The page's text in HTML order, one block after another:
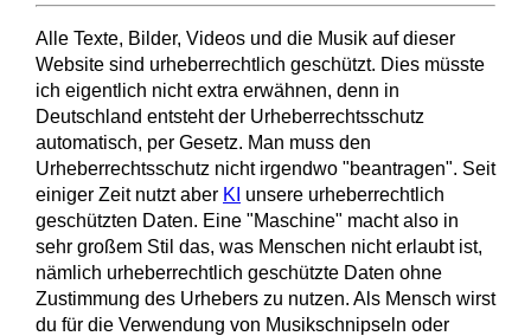
Alle Texte, Bilder, Videos und die Musik auf dieser
Website sind urheberrechtlich geschützt. Dies müsste
ich eigentlich nicht extra erwähnen, denn in
Deutschland entsteht der Urheberrechtsschutz
automatisch, per Gesetz. Man muss den
Urheberrechtsschutz nicht irgendwo "beantragen". Seit
einiger Zeit nutzt aber KI unsere urheberrechtlich
geschützten Daten. Eine "Maschine" macht also in
sehr großem Stil das, was Menschen nicht erlaubt ist,
nämlich urheberrechtlich geschützte Daten ohne
Zustimmung des Urhebers zu nutzen. Als Mensch wirst
du für die Verwendung von Musikschnipseln oder